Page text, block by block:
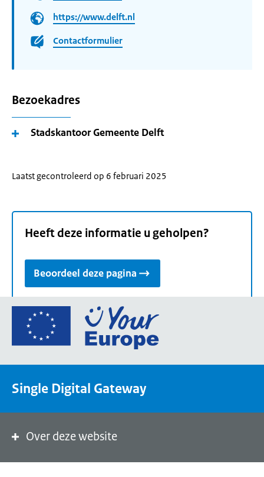
https://www.delft.nl
Contactformulier
Bezoekadres
Stadskantoor Gemeente Delft
Laatst gecontroleerd op 6 februari 2025
Heeft deze informatie u geholpen?
Beoordeel deze pagina
Ga
de
een
de
Single Digital Gateway
Over deze website